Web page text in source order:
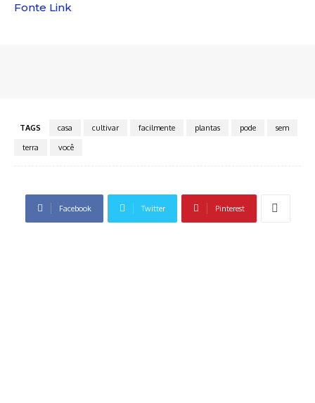
Fonte Link
TAGS casa cultivar facilmente plantas pode
sem
terra
você
Facebook Twitter Pinterest